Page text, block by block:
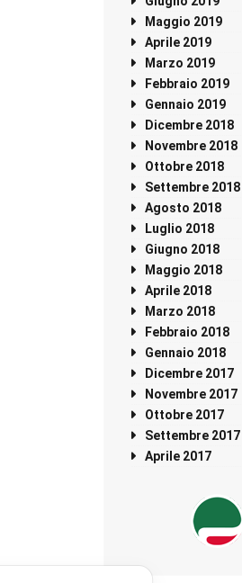
Maggio 2019
Aprile 2019
Marzo 2019
Febbraio 2019
Gennaio 2019
Dicembre 2018
Novembre 2018
Ottobre 2018
Settembre 2018
Agosto 2018
Luglio 2018
Giugno 2018
Maggio 2018
Aprile 2018
Marzo 2018
Febbraio 2018
Gennaio 2018
Dicembre 2017
Novembre 2017
Ottobre 2017
Settembre 2017
Aprile 2017